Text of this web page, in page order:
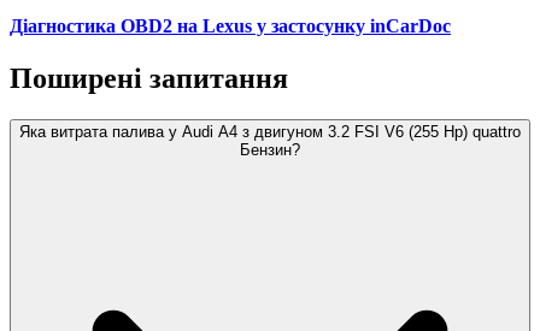
Діагностика OBD2 на Lexus у застосунку inCarDoc
Поширені запитання
Яка витрата палива у Audi A4 з двигуном 3.2 FSI V6 (255 Hp) quattro
Бензин?